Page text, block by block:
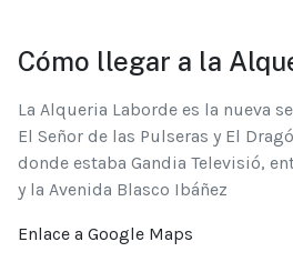
Cómo llegar a la
La Alqueria Laborde es la nueva
El Señor de las Pulseras y El
donde estaba Gandia Televisió,
y la Avenida Blasco Ibáñez
Enlace a Google Maps